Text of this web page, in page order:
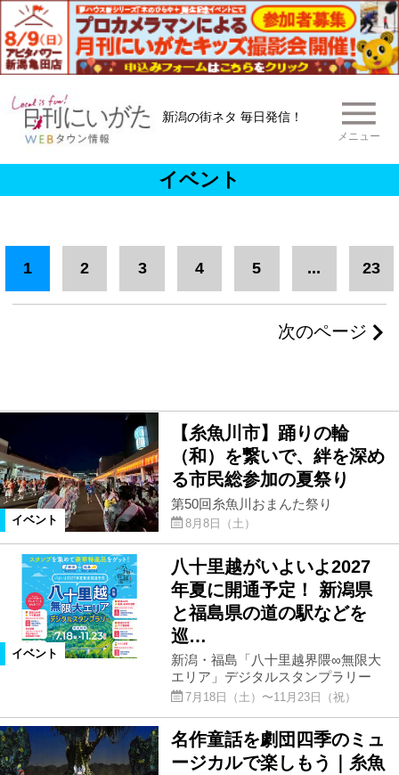
新潟の街ネタ 毎日発信！
メニュー
イベント
1 2 3 4 5 ... 23
次のページ
イベント
【糸魚川市】踊りの輪
（和）を繋いで、絆を深め
る市⺠総参加の夏祭り
第50回糸魚川おまんた祭り
8月8日（土）
イベント
八十里越がいよいよ2027
年夏に開通予定！ 新潟県
と福島県の道の駅などを
巡…
新潟・福島「八十里越界隈∞無限大
エリア」デジタルスタンプラリー
7月18日（土）〜11月23日（祝）
名作童話を劇団四季のミュ
ージカルで楽しもう｜糸魚